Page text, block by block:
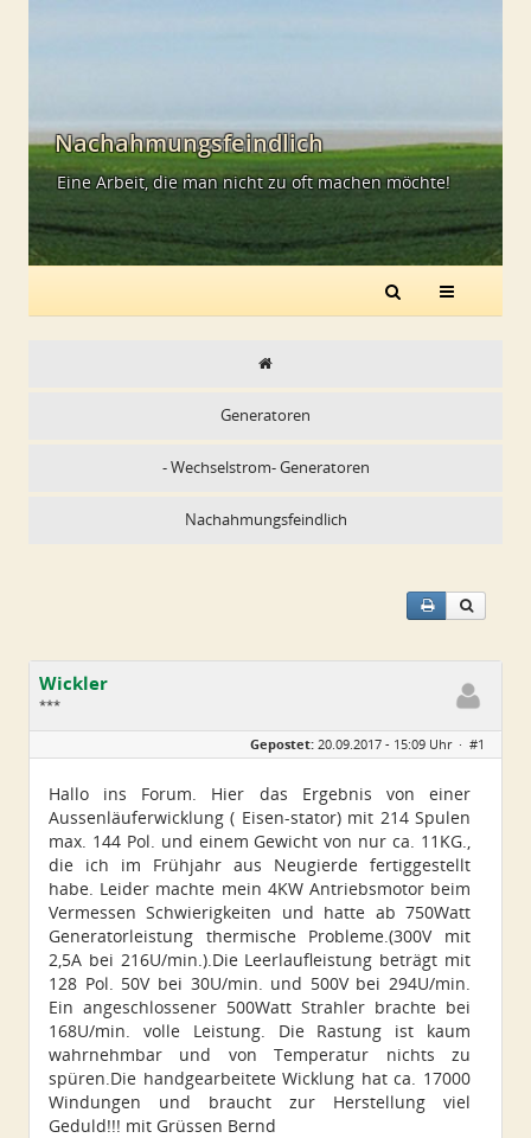
Nachahmungsfeindlich
Eine Arbeit, die man nicht zu oft machen möchte!
Generatoren
- Wechselstrom- Generatoren
Nachahmungsfeindlich
Wickler
***
Geschlecht:
keine Angabe
Beiträge:
31
Gepostet: 20.09.2017 - 15:09 Uhr · #1
Hallo ins Forum. Hier das Ergebnis von einer
Aussenläuferwicklung ( Eisen-stator) mit 214 Spulen
max. 144 Pol. und einem Gewicht von nur ca. 11KG.,
die ich im Frühjahr aus Neugierde fertiggestellt
habe. Leider machte mein 4KW Antriebsmotor beim
Vermessen Schwierigkeiten und hatte ab 750Watt
Generatorleistung thermische Probleme.(300V mit
2,5A bei 216U/min.).Die Leerlaufleistung beträgt mit
128 Pol. 50V bei 30U/min. und 500V bei 294U/min.
Ein angeschlossener 500Watt Strahler brachte bei
168U/min. volle Leistung. Die Rastung ist kaum
wahrnehmbar und von Temperatur nichts zu
spüren.Die handgearbeitete Wicklung hat ca. 17000
Windungen und braucht zur Herstellung viel
Geduld!!! mit Grüssen Bernd